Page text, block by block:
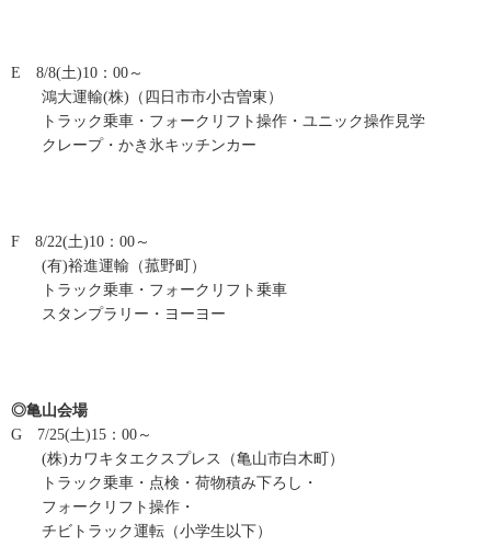
E 8/8(土)10：00～
鴻大運輸(株)（四日市市小古曽東）
トラック乗車・フォークリフト操作・ユニック操作見学
クレープ・かき氷キッチンカー
F 8/22(土)10：00～
(有)裕進運輸（菰野町）
トラック乗車・フォークリフト乗車
スタンプラリー・ヨーヨー
◎亀山会場
G 7/25(土)15：00～
(株)カワキタエクスプレス（亀山市白木町）
トラック乗車・点検・荷物積み下ろし・
フォークリフト操作・
チビトラック運転（小学生以下）